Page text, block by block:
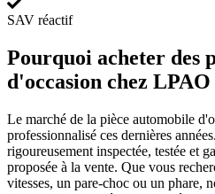
SAV réactif
Pourquoi acheter des
d'occasion chez LPAO
Le marché de la pièce automobile
professionnalisé ces dernières
rigoureusement inspectée, testée et
proposée à la vente. Que vous
vitesses, un pare-choc ou un phare,